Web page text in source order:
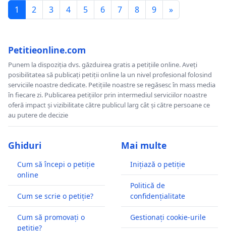
1 2 3 4 5 6 7 8 9 »
Petitieonline.com
Punem la dispoziția dvs. găzduirea gratis a petițiile online. Aveți
posibilitatea să publicați petiții online la un nivel profesional folosind
serviciile noastre dedicate. Petițiile noastre se regăsesc în mass media
în fiecare zi. Publicarea petițiilor prin intermediul serviciilor noastre
oferă impact și vizibilitate către publicul larg cât și către persoane ce
au putere de decizie
Ghiduri
Cum să începi o petiție
online
Cum se scrie o petiție?
Cum să promovați o
petiție?
Mai multe
Inițiază o petiție
Politică de
confidențialitate
Gestionați cookie-urile